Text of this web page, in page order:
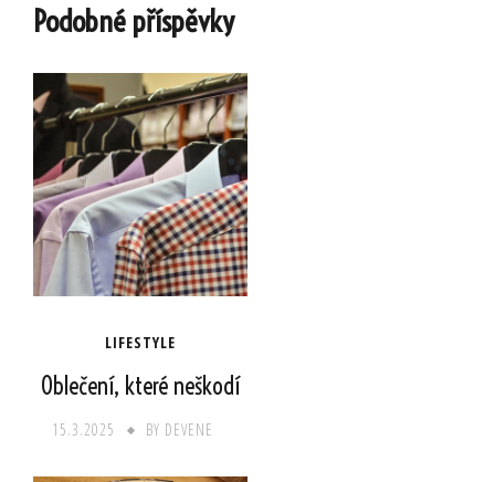
Podobné příspěvky
LIFESTYLE
Oblečení, které neškodí
15.3.2025 BY DEVENE